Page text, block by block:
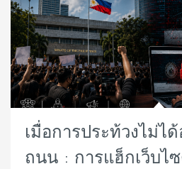
เมื่อการประท้วงไม่ไ
ถนน : การแฮ็กเว็บไ